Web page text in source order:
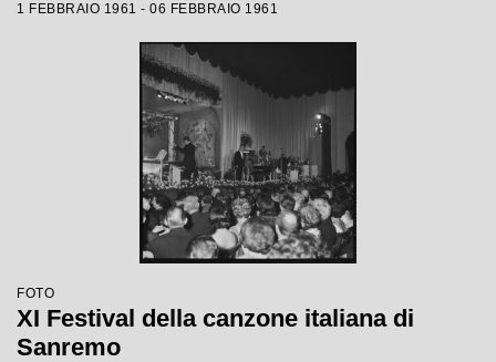
1 FEBBRAIO 1961 - 06 FEBBRAIO 1961
FOTO
XI Festival della canzone italiana di
Sanremo